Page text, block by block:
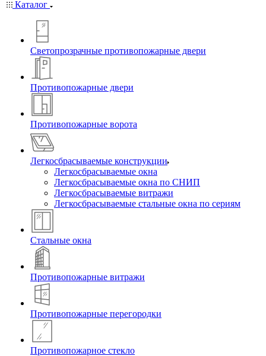
Каталог
Светопрозрачные противопожарные двери
Противопожарные двери
Противопожарные ворота
Легкосбрасываемые конструкции
Легкосбрасываемые окна
Легкосбрасываемые окна по СНИП
Легкосбрасываемые витражи
Легкосбрасываемые стальные окна по сериям
Стальные окна
Противопожарные витражи
Противопожарные перегородки
Противопожарное стекло